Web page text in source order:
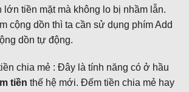
tiền mặt mà không lo bị nhầm lẫn.
cộng dồn thì ta cần sử dụng phím Add
dồn tự động.
chia mẻ : Đây là tính năng có ở hầu
tiền thế hệ mới. Đếm tiền chia mẻ hay